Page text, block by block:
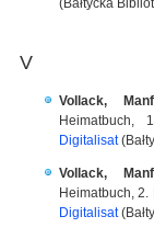
(Bałtycka
V
Vollack,
Digitalisat(
Vollack,
Heimatbuch,
Digitalisat(